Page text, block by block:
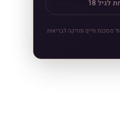
לגיל 18
מסכנת חיים ומזיקה לבריאות